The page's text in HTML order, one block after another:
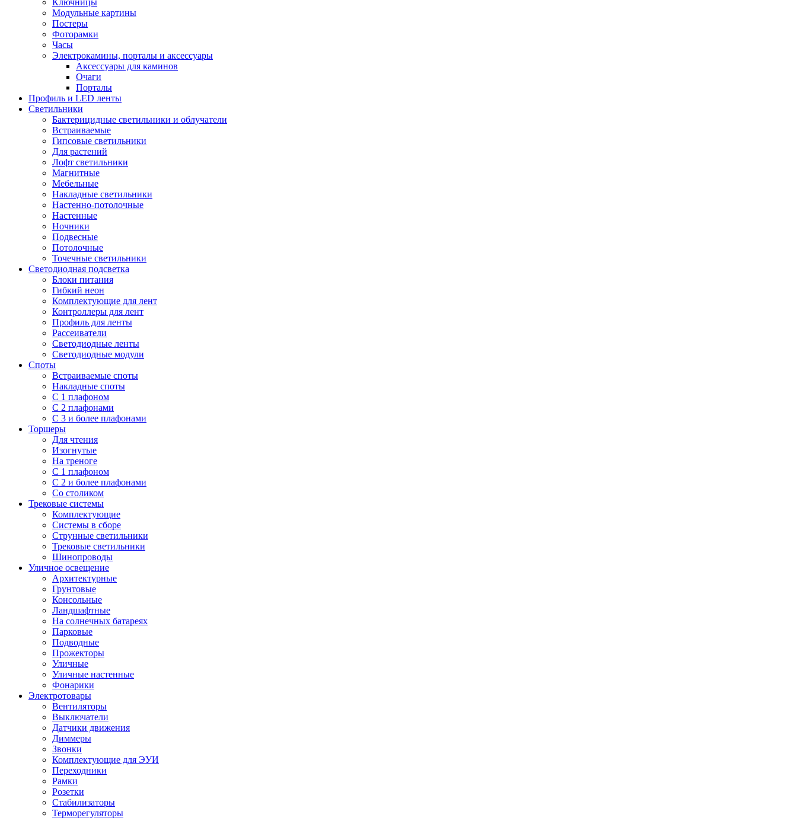
Ключницы
Модульные картины
Постеры
Фоторамки
Часы
Электрокамины, порталы и аксессуары
Аксессуары для каминов
Очаги
Порталы
Профиль и LED ленты
Светильники
Бактерицидные светильники и облучатели
Встраиваемые
Гипсовые светильники
Для растений
Лофт светильники
Магнитные
Мебельные
Накладные светильники
Настенно-потолочные
Настенные
Ночники
Подвесные
Потолочные
Точечные светильники
Светодиодная подсветка
Блоки питания
Гибкий неон
Комплектующие для лент
Контроллеры для лент
Профиль для ленты
Рассеиватели
Светодиодные ленты
Светодиодные модули
Споты
Встраиваемые споты
Накладные споты
С 1 плафоном
С 2 плафонами
С 3 и более плафонами
Торшеры
Для чтения
Изогнутые
На треноге
С 1 плафоном
С 2 и более плафонами
Со столиком
Трековые системы
Комплектующие
Системы в сборе
Струнные светильники
Трековые светильники
Шинопроводы
Уличное освещение
Архитектурные
Грунтовые
Консольные
Ландшафтные
На солнечных батареях
Парковые
Подводные
Прожекторы
Уличные
Уличные настенные
Фонарики
Электротовары
Вентиляторы
Выключатели
Датчики движения
Диммеры
Звонки
Комплектующие для ЭУИ
Переходники
Рамки
Розетки
Стабилизаторы
Терморегуляторы